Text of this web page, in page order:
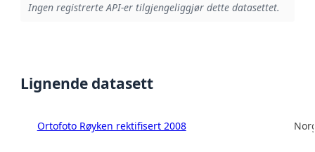
Ingen registrerte API-er tilgjengeliggjør dette datasettet.
Lignende datasett
Ortofoto Røyken rektifisert 2008